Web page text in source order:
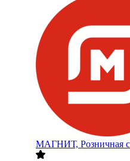
МАГНИТ, Розничная